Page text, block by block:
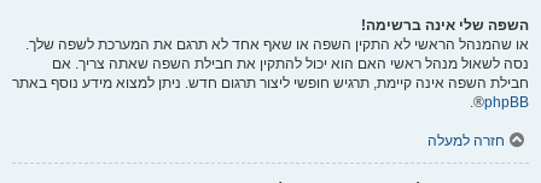
השפה שלי אינה ברשימה!
או שהמנהל הראשי לא התקין השפה או שאף אחד לא תרגם את המערכת לשפה שלך.
נסה לשאול מנהל ראשי האם הוא יכול להתקין את חבילת השפה שאתה צריך. אם
חבילת השפה אינה קיימת, תרגיש חופשי ליצור תרגום חדש. ניתן למצוא מידע נוסף באתר
phpBB
®.
חזרה למעלה